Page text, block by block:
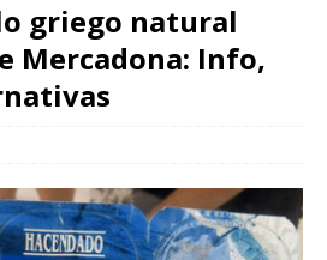
griego natural
Mercadona: Info,